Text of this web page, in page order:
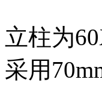
立柱为
采用